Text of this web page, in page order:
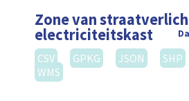
Zone van
electriciteitskast
CSV GPKG JSON SHP
WMS